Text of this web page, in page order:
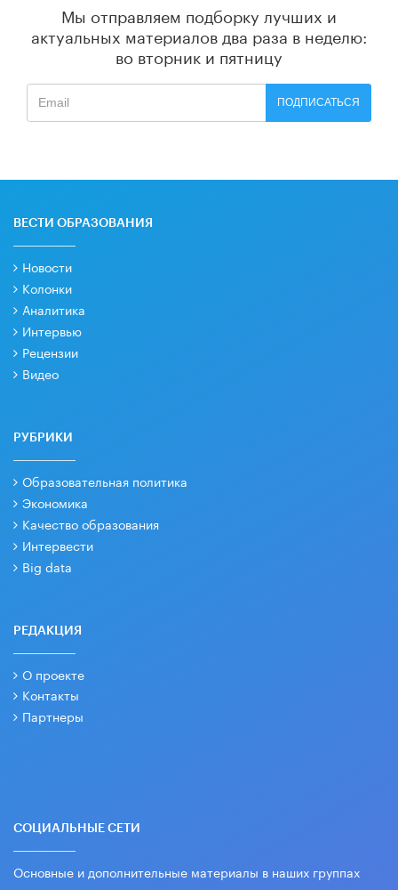
Мы отправляем подборку лучших и
актуальных материалов два раза в неделю:
во вторник и пятницу
ПОДПИСАТЬСЯ
ВЕСТИ ОБРАЗОВАНИЯ
Новости
Колонки
Аналитика
Интервью
Рецензии
Видео
РУБРИКИ
Образовательная политика
Экономика
Качество образования
Интервести
Big data
РЕДАКЦИЯ
О проекте
Контакты
Партнеры
СОЦИАЛЬНЫЕ СЕТИ
Основные и дополнительные материалы в наших группах